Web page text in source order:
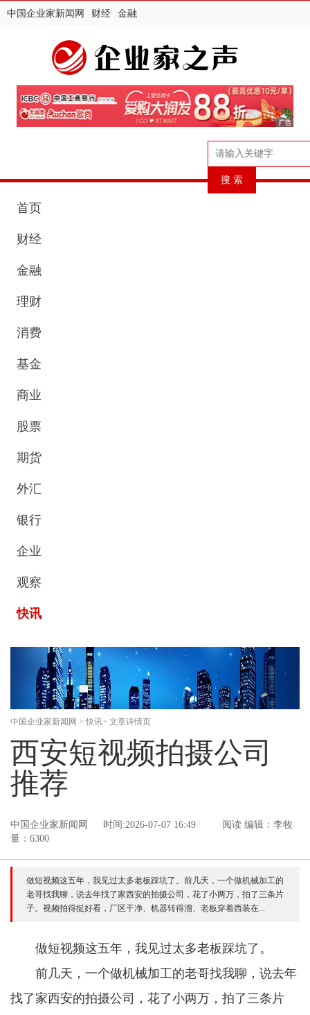
中国企业家新闻网 财经 金融
首页
财经
金融
理财
消费
基金
商业
股票
期货
外汇
银行
企业
观察
快讯
中国企业家新闻网 > 快讯> 文章详情页
西安短视频拍摄公司
推荐
中国企业家新闻网 时间:2026-07-07 16:49 编辑：李牧
阅读
量：6300
做短视频这五年，我见过太多老板踩坑了。前几天，一个做机械加工的
老哥找我聊，说去年找了家西安的拍摄公司，花了小两万，拍了三条片
子。视频拍得挺好看，厂区干净、机器转得溜、老板穿着西装在...
做短视频这五年，我见过太多老板踩坑了。
前几天，一个做机械加工的老哥找我聊，说去年
找了家西安的拍摄公司，花了小两万，拍了三条片